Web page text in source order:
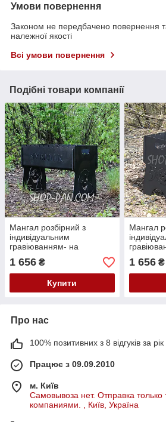
Умови повернення
Законом не передбачено повернення
належної якості
Всі умови повернення
Подібні товари компанії
Мангал розбірний з
індивідуальним
гравіюванням- на
подарунок
1 656 ₴
Купити
Мангал
подарунок
1 656₴
Про нас
100% позитивних з 8 відгуків за рік
Працює з 09.09.2010
м. Київ
Самовывоза нет. Отправка
компаниями. , Київ, Україна